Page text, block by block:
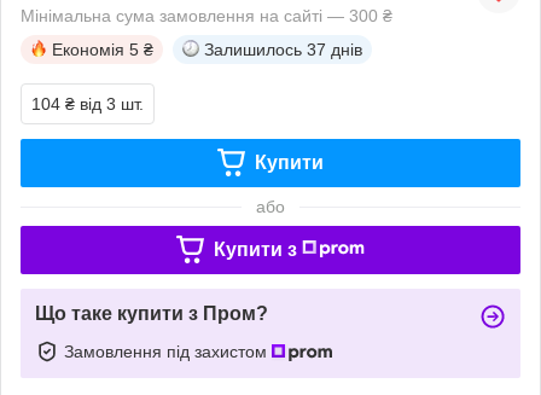
Мінімальна сума замовлення на сайті — 300 ₴
Економія 5 ₴ Залишилось 37 днів
104 ₴ від 3 шт.
Купити
або
Купити з
Що таке купити з Пром?
Замовлення під захистом